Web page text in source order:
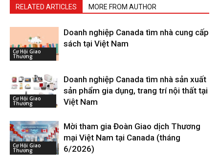
RELATED ARTICLES MORE FROM AUTHOR
Cơ Hội Giao
Thương
Doanh nghiệp Canada tìm nhà cung cấp
sách tại Việt Nam
Cơ Hội Giao
Thương
Doanh nghiệp Canada tìm nhà sản xuất
sản phẩm gia dụng, trang trí nội thất tại
Việt Nam
Cơ Hội Giao
Thương
Mời tham gia Đoàn Giao dịch Thương
mại Việt Nam tại Canada (tháng
6/2026)